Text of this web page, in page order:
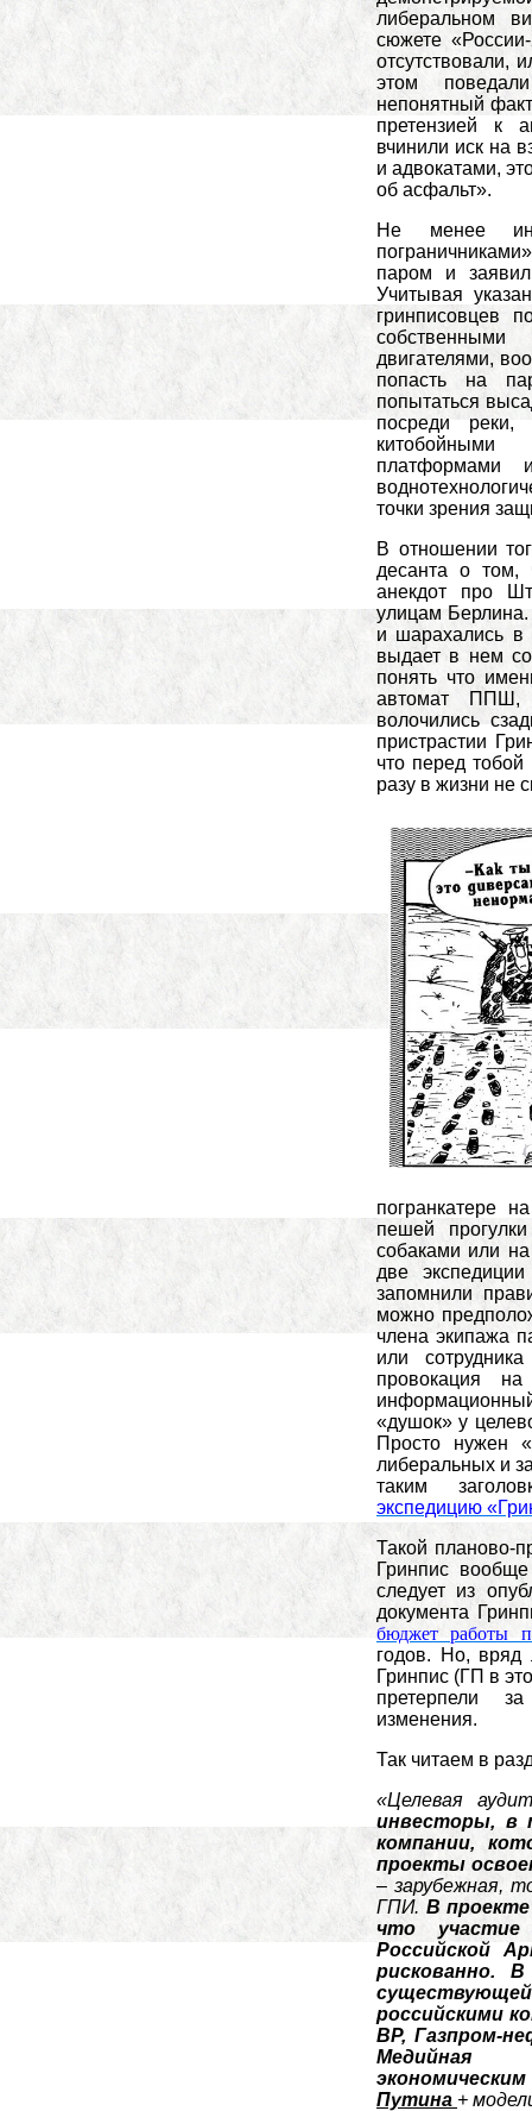
либеральном
сюжете
отсутствовали,
этом
непонятный
претензией к
вчинили иск на
и адвокатами,
об асфальт».
Не менее
паром и
Учитывая
гринписовцев
двигателями,
попасть на
попытаться
посреди
платформами
точки зрения
В отношении
десанта о том,
анекдот про
улицам Берлина.
и шарахались в
выдает в нем
понять что
автомат ППШ,
волочились
пристрастии
что перед тобой
разу в жизни не
погранкатере
пешей
собаками или на
две
запомнили
можно
члена экипажа
или
провокация
«душок» у
Просто нужен
либеральных и
таким
экспедицию
Такой планово-
Гринпис
следует из
документа
бюджет работы
годов. Но, вряд
Гринпис (ГП в
претерпели
изменения.
Так читаем в
«Целевая
инвесторы, в
компании,
проекты
– зарубежная,
ГПИ. В
что
Российской
рискованно. В
российскими
ВР, Газпром-
Путина +